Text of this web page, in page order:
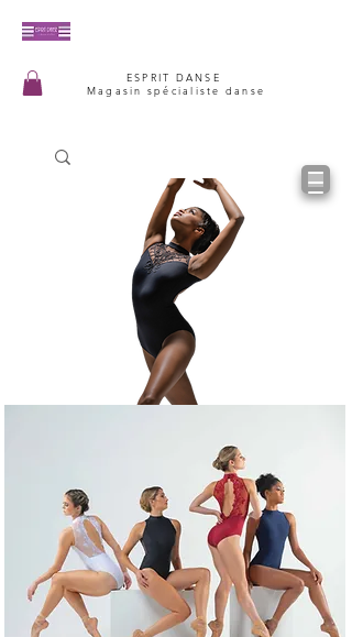
ESPRIT DANSE
Magasin spécialiste danse